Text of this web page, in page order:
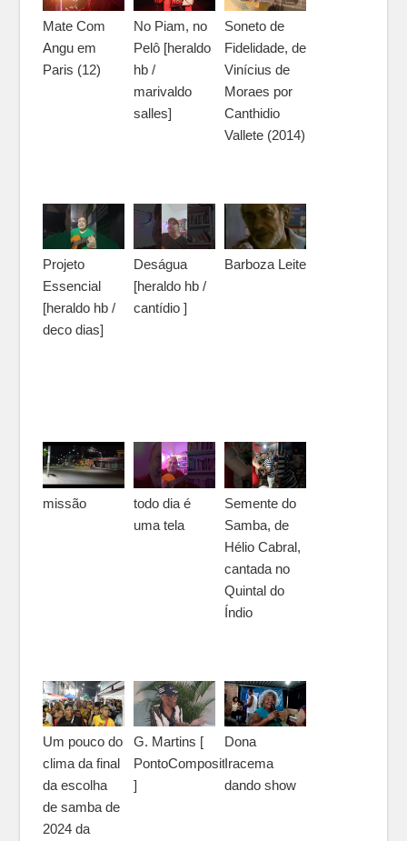
Mate Com
Angu em
Paris (12)
No Piam, no
Pelô [heraldo
hb /
marivaldo
salles]
Soneto de
Fidelidade, de
Vinícius de
Moraes por
Canthidio
Vallete (2014)
Projeto
Essencial
[heraldo hb /
deco dias]
Deságua
[heraldo hb /
cantídio ]
Barboza Leite
missão
todo dia é
uma tela
Semente do
Samba, de
Hélio Cabral,
cantada no
Quintal do
Índio
Um pouco do
clima da final
da escolha
de samba de
2024 da
G. Martins [
PontoCompositor
]
Dona
Iracema
dando show